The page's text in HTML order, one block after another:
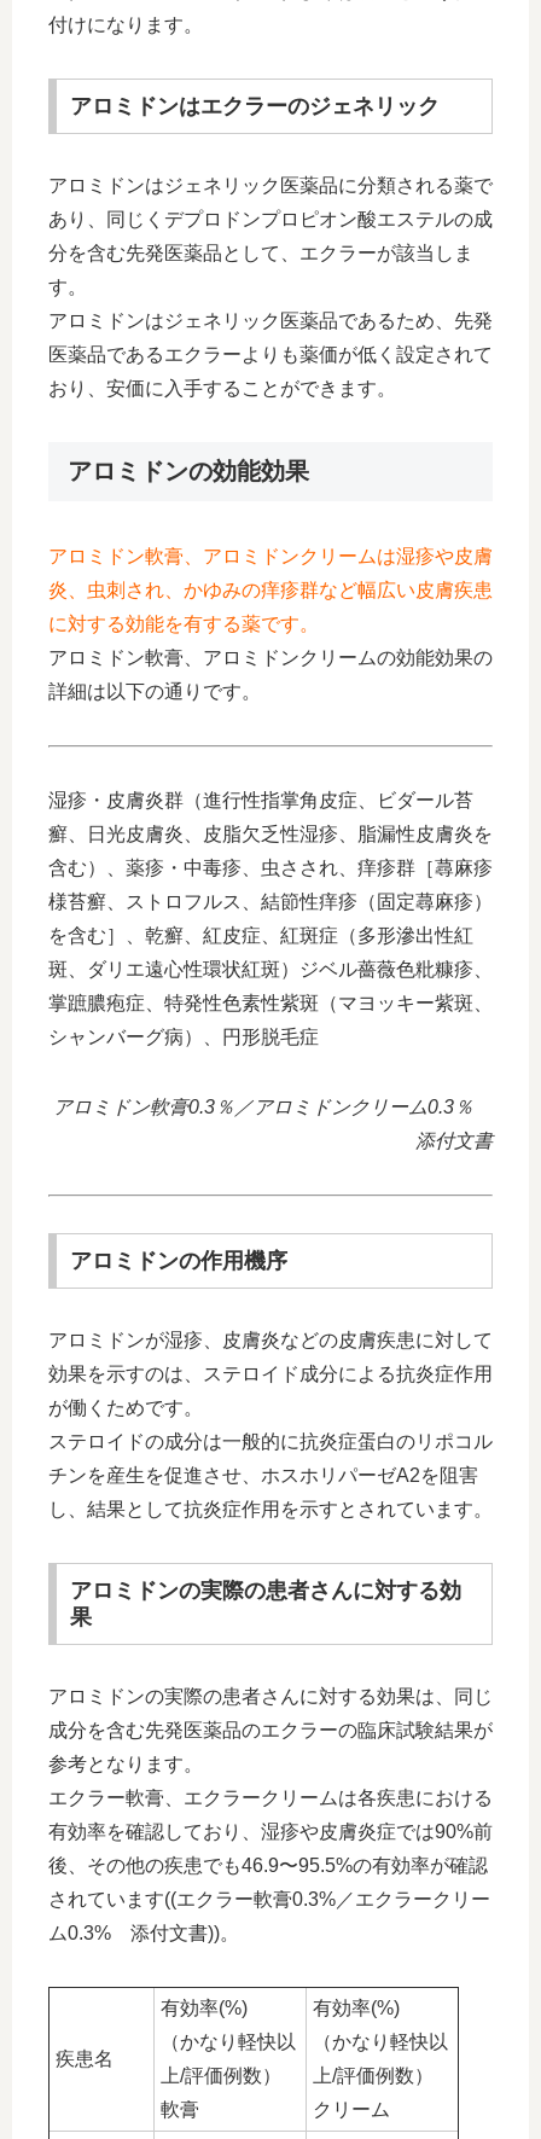
付けになります。
アロミドンはエクラーのジェネリック
アロミドンはジェネリック医薬品に分類される薬で
あり、同じくデプロドンプロピオン酸エステルの成
分を含む先発医薬品として、エクラーが該当しま
す。
アロミドンはジェネリック医薬品であるため、先発
医薬品であるエクラーよりも薬価が低く設定されて
おり、安価に入手することができます。
アロミドンの効能効果
アロミドン軟膏、アロミドンクリームは湿疹や皮膚
炎、虫刺され、かゆみの痒疹群など幅広い皮膚疾患
に対する効能を有する薬です。
アロミドン軟膏、アロミドンクリームの効能効果の
詳細は以下の通りです。
湿疹・皮膚炎群（進行性指掌角皮症、ビダール苔
癬、日光皮膚炎、皮脂欠乏性湿疹、脂漏性皮膚炎を
含む）、薬疹・中毒疹、虫さされ、痒疹群［蕁麻疹
様苔癬、ストロフルス、結節性痒疹（固定蕁麻疹）
を含む］、乾癬、紅皮症、紅斑症（多形滲出性紅
斑、ダリエ遠心性環状紅斑）ジベル薔薇色粃糠疹、
掌蹠膿疱症、特発性色素性紫斑（マヨッキー紫斑、
シャンバーグ病）、円形脱毛症
アロミドン軟膏0.3％／アロミドンクリーム0.3％
添付文書
アロミドンの作用機序
アロミドンが湿疹、皮膚炎などの皮膚疾患に対して
効果を示すのは、ステロイド成分による抗炎症作用
が働くためです。
ステロイドの成分は一般的に抗炎症蛋白のリポコル
チンを産生を促進させ、ホスホリパーゼA2を阻害
し、結果として抗炎症作用を示すとされています。
アロミドンの実際の患者さんに対する効
果
アロミドンの実際の患者さんに対する効果は、同じ
成分を含む先発医薬品のエクラーの臨床試験結果が
参考となります。
エクラー軟膏、エクラークリームは各疾患における
有効率を確認しており、湿疹や皮膚炎症では90%前
後、その他の疾患でも46.9〜95.5%の有効率が確認
されています((エクラー軟膏0.3%／エクラークリー
ム0.3% 添付文書))。
疾患名
有効率(%)
（かなり軽快以
上/評価例数）
軟膏
有効率(%)
（かなり軽快以
上/評価例数）
クリーム